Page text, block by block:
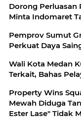
Dorong Perluasan
Minta Indomaret
Pemprov Sumut
Perkuat Daya
Wali Kota Medan
Terkait, Bahas
Property Wins
Mewah Diduga
Ester Lase" Tidak